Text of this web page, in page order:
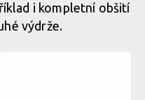
i kompletní obšití
výdrže.